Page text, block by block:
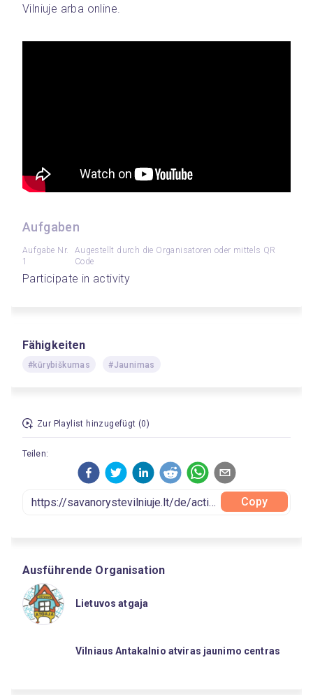
Vilniuje arba online.
Aufgaben
Aufgabe Nr.
1
Augestellt durch die Organisatoren oder mittels QR
Code
Participate in activity
Fähigkeiten
#kūrybiškumas #Jaunimas
Zur Playlist hinzugefügt (0)
Teilen:
Copy
Ausführende Organisation
Lietuvos atgaja
Vilniaus Antakalnio atviras jaunimo centras